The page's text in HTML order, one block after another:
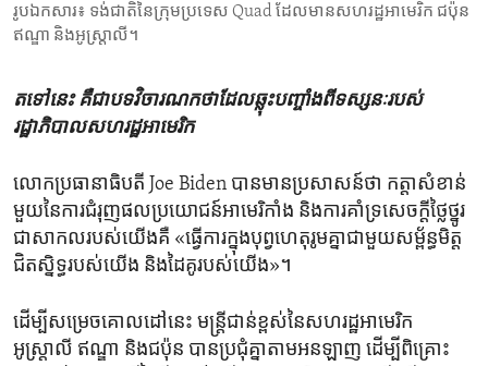
រូបឯកសារ៖ ទង់ជាតិ​នៃ​ក្រុមប្រទេស Quad ដែលមាន​​សហរដ្ឋ​អាមេរិក ជប៉ុន
ឥណ្ឌា​ ​​​និង​អូស្ត្រាលី​។
តទៅនេះ គឺជា​បទវិចារណកថា​ដែល​ឆ្លុះ​បញ្ចាំង​ពី​ទស្សនៈ​របស់​
រដ្ឋាភិបាល​សហរដ្ឋ​អាមេរិក
លោកប្រធានាធិបតី Joe Biden បាន​មានប្រសាសន៍​ថា ​កត្តា​សំខាន់
មួយ​នៃ​ការ​ជំរុញផល​ប្រយោជន៍​អាមេរិកាំង និងការ​គាំទ្រ​សេចក្តីថ្លៃ​ថ្នូរ​
ជាសាកល​របស់​យើង​គឺ «ធ្វើការ​ក្នុង​បុព្វហេតុរូម​គ្នាជាមួយ​សម្ព័ន្ធមិត្ត​
ជិត​ស្និទ្ធ​របស់​យើង និងដៃ​គូ​របស់​យើង»។
ដើម្បី​សម្រេច​គោល​ដៅ​នេះ មន្ត្រី​ជាន់​ខ្ពស់​នៃ​សហរដ្ឋ​អាមេរិក
អូស្ត្រាលី​ ឥណ្ឌា​ និង​ជប៉ុន​ បាន​ប្រជុំ​គ្នា​តាម​អនឡាញ ដើម្បី​ពិគ្រោះ